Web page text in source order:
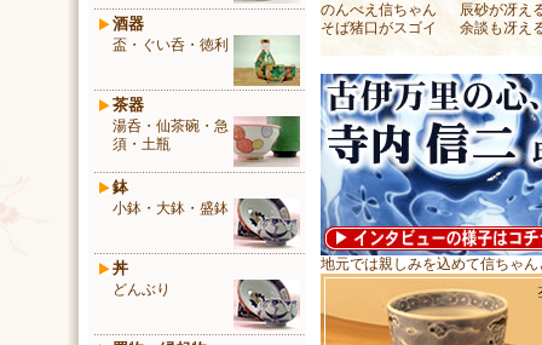
酒器
盃・ぐい呑・徳利
茶器
湯呑・仙茶碗・急
須・土瓶
鉢
小鉢・大鉢・盛鉢
丼
どんぶり
のんべえ信ちゃん
そば猪口がスゴイ
辰砂が冴え
余談も冴え
地元では親しみを込めて信ちゃ